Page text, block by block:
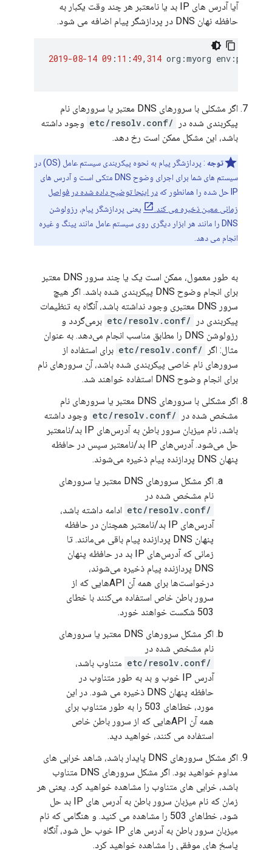
آیا آدرس های IP بد یا نامعتبر هر چند وقت یکبار به
حافظه نهان DNS در پردازشگر پیام اضافه می شود.
2019-08-14 09 : 11 : 49, 314 org :myorg env :prod
اگر مشکلی با سرورهای DNS معتبر یا سرورهای نام
پیکربندی شده در
/etc/resolv.conf
وجود داشته
باشد، این مشکل ممکن است رخ دهد.
توجه
: پردازشگر پیام به نحوه پیکربندی سیستم عامل (OS) در
سیستم های شما برای اجرای وضوح DNS متکی است و آدرس های
IP حل شده را همانطور که
در اینجا توضیح داده شده در فواصل
زمانی معین ذخیره می کند.
یعنی پردازشگر پیام، رزولوشن
DNS را مانند هر ابزار دیگری روی سیستم عامل مانند پینگ و غیره
انجام می دهد.
به طور معمول، ممکن است یک یا چند سرور DNS معتبر
برای انجام وضوح DNS پیکربندی شده باشد. اگر هیچ
سرور DNS معتبری وجود نداشته باشد، آنگاه به تنظیمات
پیکربندی در
/etc/resolv.conf
برمی‌گردد و
رزولوشن DNS را مطابق مناسب انجام می‌دهد. به عنوان
مثال: اگر
/etc/resolv.conf
برای استفاده از
سرورهای نام خاصی پیکربندی شده باشد، آن سرورهای نام
برای انجام وضوح DNS استفاده خواهند شد.
اگر مشکلی با سرورهای DNS معتبر یا سرورهای نام
مشخص شده در
/etc/resolv.conf
وجود داشته
باشد، نام میزبان سرور باطن به آدرس‌های IP بد/نامعتبر
حل می‌شود. آدرس‌های IP بد/نامعتبر سپس در حافظه
پنهان DNS پردازنده پیام ذخیره می‌شوند.
اگر مشکل سرورهای DNS معتبر یا سرورهای
نام مشخص شده در
/etc/resolv.conf
ادامه داشته باشد،
آدرس‌های IP بد/نامعتبر همچنان در حافظه
پنهان DNS پردازنده پیام باقی می‌مانند. تا
زمانی که آدرس‌های IP بد در حافظه پنهان
DNS پردازنده پیام ذخیره می‌شوند،
درخواست‌ها برای همه آن APIهایی که از
سرور باطن خاص استفاده می‌کنند با خطای
503 شکست خواهند خورد.
اگر مشکل سرورهای DNS معتبر یا سرورهای
نام مشخص شده در
/etc/resolv.conf
متناوب باشد،
آدرس IP خوب و بد به طور متناوب در
حافظه پنهان DNS ذخیره می شود. در این
مورد، خطاهای 503 را به طور متناوب برای
همه آن APIهایی که از سرور باطن خاص
استفاده می کنند، خواهید دید.
اگر مشکل سرورهای DNS پایدار باشد، شاهد خرابی های
مداوم خواهید بود. اگر مشکل سرورهای DNS متناوب
باشد، خرابی های متناوب را مشاهده خواهید کرد. یعنی هر
زمان که نام میزبان سرور باطن به آدرس های IP بد حل
شود، خطاهای 503 را مشاهده می کنید. و هنگامی که نام
میزبان سرور باطن به آدرس های IP خوب حل شود، آنگاه
پاسخ های موفقی را مشاهده خواهید کرد.